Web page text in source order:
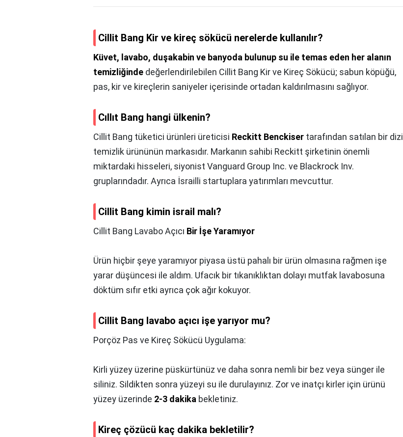
Cillit Bang Kir ve kireç sökücü nerelerde kullanılır?
Küvet, lavabo, duşakabin ve banyoda bulunup su ile temas eden her alanın
temizliğinde değerlendirilebilen Cillit Bang Kir ve Kireç Sökücü; sabun köpüğü,
pas, kir ve kireçlerin saniyeler içerisinde ortadan kaldırılmasını sağlıyor.
Cıllıt Bang hangi ülkenin?
Cillit Bang tüketici ürünleri üreticisi Reckitt Benckiser tarafından satılan bir dizi
temizlik ürününün markasıdır. Markanın sahibi Reckitt şirketinin önemli
miktardaki hisseleri, siyonist Vanguard Group Inc. ve Blackrock Inv.
gruplarındadır. Ayrıca İsrailli startuplara yatırımları mevcuttur.
Cillit Bang kimin israil malı?
Cillit Bang Lavabo Açıcı Bir İşe Yaramıyor
Ürün hiçbir şeye yaramıyor piyasa üstü pahalı bir ürün olmasına rağmen işe
yarar düşüncesi ile aldım. Ufacık bir tıkanıklıktan dolayı mutfak lavabosuna
döktüm sıfır etki ayrıca çok ağır kokuyor.
Cillit Bang lavabo açıcı işe yarıyor mu?
Porçöz Pas ve Kireç Sökücü Uygulama:
Kirli yüzey üzerine püskürtünüz ve daha sonra nemli bir bez veya sünger ile
siliniz. Sildikten sonra yüzeyi su ile durulayınız. Zor ve inatçı kirler için ürünü
yüzey üzerinde 2-3 dakika bekletiniz.
Kireç çözücü kaç dakika bekletilir?